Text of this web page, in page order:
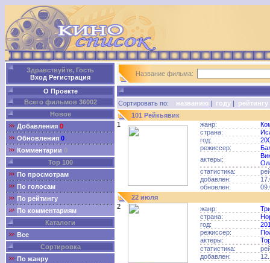
Здравствуйте, Гость
Вход Регистрация
О Проекте
Всего фильмов 36002
Новое
Добавления 0
Обновления 0
Комментарии 0
Top 100
По просмотрам
По голосам
По рейтингу
По комментариям
Каталоги
Все
Сортировка
По жанру
Название фильма:
Сортировать по: названию | году | рейтингу
101 Рейкьявик
1
жанр:
страна:
год:
режиссер:
актеры:
статистика:
добавлен:
обновлен:
22 июля
2
жанр:
страна:
год:
режиссер:
актеры:
статистика:
добавлен: